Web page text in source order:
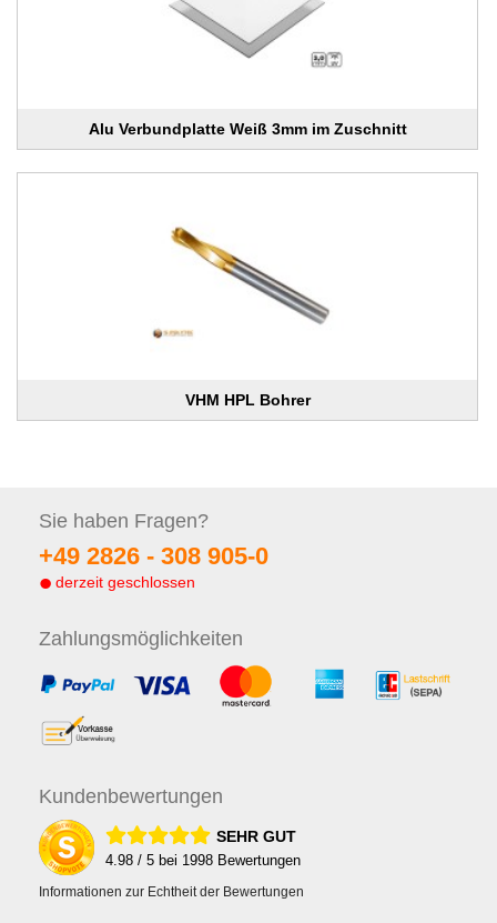
Alu Verbundplatte Weiß 3mm im Zuschnitt
VHM HPL Bohrer
Sie haben Fragen?
+49 2826 - 308 905-0
derzeit geschlossen
Zahlungsmöglichkeiten
Kundenbewertungen
SEHR GUT
4.98 / 5 bei 1998 Bewertungen
Informationen zur Echtheit der Bewertungen